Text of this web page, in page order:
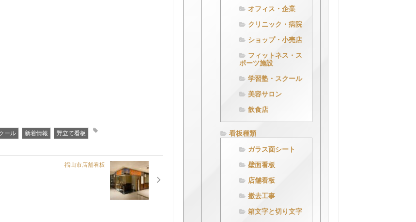
ール 新着情報 野立て看板
福山市店舗看板
オフィス・企業
クリニック・病院
ショップ・小売店
フィットネス・ス
ポーツ施設
学習塾・スクール
美容サロン
飲食店
看板種類
ガラス面シート
壁面看板
店舗看板
撤去工事
箱文字と切り文字